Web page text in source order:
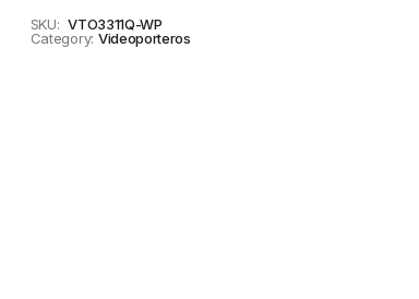
SKU: VTO3311Q-WP
Category: Videoporteros